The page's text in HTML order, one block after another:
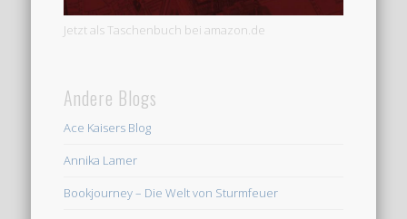
Jetzt als Taschenbuch bei amazon.de
Andere Blogs
Ace Kaisers Blog
Annika Lamer
Bookjourney – Die Welt von Sturmfeuer